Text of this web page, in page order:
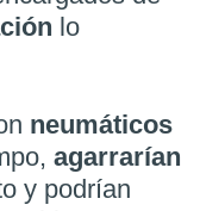
lo
neumáticos
agarrarían
y podrían